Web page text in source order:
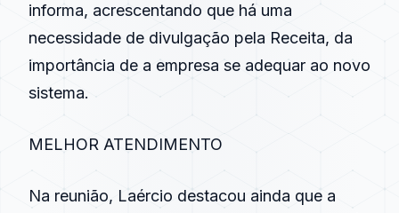
informa, acrescentando que há uma
necessidade de divulgação pela Receita, da
importância de a empresa se adequar ao novo
sistema.
MELHOR ATENDIMENTO
Na reunião, Laércio destacou ainda que a